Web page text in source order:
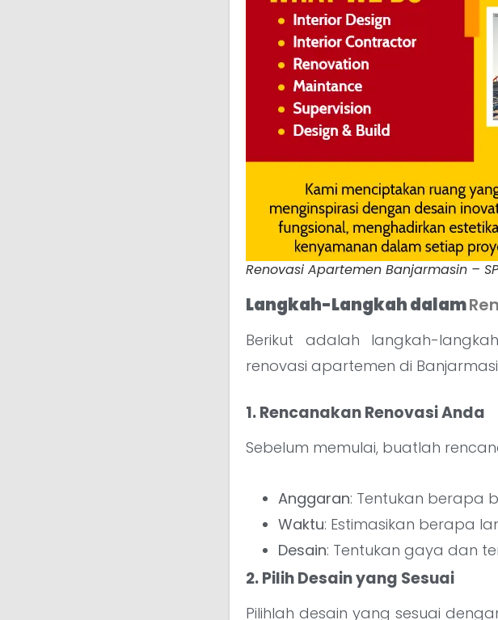
Renovasi Apartemen Banjarmasin –
Langkah-Langkah dalam
Berikut adalah langkah-
renovasi apartemen di
1. Rencanakan Renovasi Anda
Sebelum memulai, buatlah
Anggaran: Tentukan berapa
Waktu: Estimasikan berapa
Desain: Tentukan gaya dan
2. Pilih Desain yang Sesuai
Pilihlah desain yang sesuai